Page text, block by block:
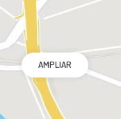
AMPLIAR